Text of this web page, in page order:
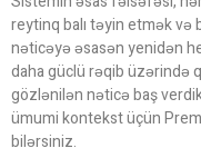
reytinq balı təyin etmək və
nəticəyə əsasən yenidən
daha güclü rəqib üzərində
gözlənilən nəticə baş
ümumi kontekst üçün
bilərsiniz.